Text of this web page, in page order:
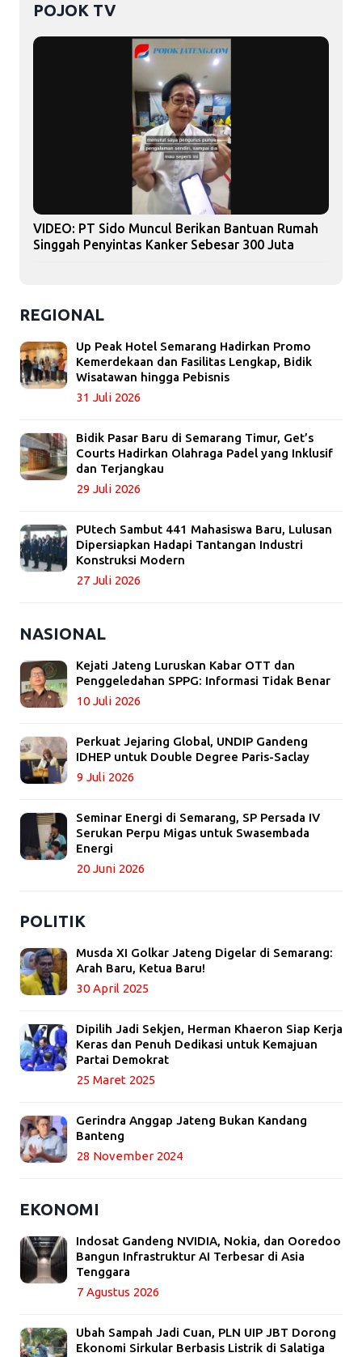
POJOK TV
VIDEO: PT Sido Muncul Berikan Bantuan Rumah
Singgah Penyintas Kanker Sebesar 300 Juta
REGIONAL
Up Peak Hotel Semarang Hadirkan Promo
Kemerdekaan dan Fasilitas Lengkap, Bidik
Wisatawan hingga Pebisnis
31 Juli 2026
Bidik Pasar Baru di Semarang Timur, Get’s
Courts Hadirkan Olahraga Padel yang Inklusif
dan Terjangkau
29 Juli 2026
PUtech Sambut 441 Mahasiswa Baru, Lulusan
Dipersiapkan Hadapi Tantangan Industri
Konstruksi Modern
27 Juli 2026
NASIONAL
Kejati Jateng Luruskan Kabar OTT dan
Penggeledahan SPPG: Informasi Tidak Benar
10 Juli 2026
Perkuat Jejaring Global, UNDIP Gandeng
IDHEP untuk Double Degree Paris-Saclay
9 Juli 2026
Seminar Energi di Semarang, SP Persada IV
Serukan Perpu Migas untuk Swasembada
Energi
20 Juni 2026
POLITIK
Musda XI Golkar Jateng Digelar di Semarang:
Arah Baru, Ketua Baru!
30 April 2025
Dipilih Jadi Sekjen, Herman Khaeron Siap Kerja
Keras dan Penuh Dedikasi untuk Kemajuan
Partai Demokrat
25 Maret 2025
Gerindra Anggap Jateng Bukan Kandang
Banteng
28 November 2024
EKONOMI
Indosat Gandeng NVIDIA, Nokia, dan Ooredoo
Bangun Infrastruktur AI Terbesar di Asia
Tenggara
7 Agustus 2026
Ubah Sampah Jadi Cuan, PLN UIP JBT Dorong
Ekonomi Sirkular Berbasis Listrik di Salatiga